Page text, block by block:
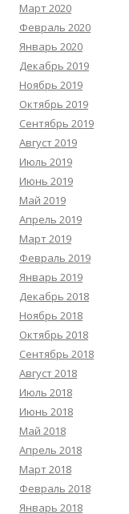
Март 2020
Февраль 2020
Январь 2020
Декабрь 2019
Ноябрь 2019
Октябрь 2019
Сентябрь 2019
Август 2019
Июль 2019
Июнь 2019
Май 2019
Апрель 2019
Март 2019
Февраль 2019
Январь 2019
Декабрь 2018
Ноябрь 2018
Октябрь 2018
Сентябрь 2018
Август 2018
Июль 2018
Июнь 2018
Май 2018
Апрель 2018
Март 2018
Февраль 2018
Январь 2018